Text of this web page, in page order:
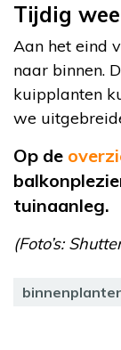
Tijdig
Aan het eind
naar binnen.
kuipplanten
we
Op de
tuinaanleg.
(Foto’s: